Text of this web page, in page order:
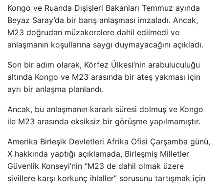
Kongo ve Ruanda Dışişleri Bakanları Temmuz ayında
Beyaz Saray’da bir barış anlaşması imzaladı. Ancak,
M23 doğrudan müzakerelere dahil edilmedi ve
anlaşmanın koşullarına saygı duymayacağını açıkladı.
Son bir adım olarak, Körfez Ülkesi’nin arabuluculuğu
altında Kongo ve M23 arasında bir ateş yakması için
ayrı bir anlaşma planlandı.
Ancak, bu anlaşmanın kararlı süresi dolmuş ve Kongo
ile M23 arasında eksiksiz bir görüşme yapılmamıştır.
Amerika Birleşik Devletleri Afrika Ofisi Çarşamba günü,
X hakkında yaptığı açıklamada, Birleşmiş Milletler
Güvenlik Konseyi’nin “M23 de dahil olmak üzere
sivillere karşı korkunç ihlaller” sorusunu tartışmak için